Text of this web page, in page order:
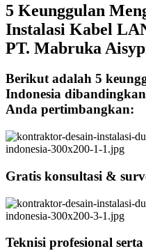
5 Keunggulan
Instalasi Kabel
PT. Mabruka
Berikut adalah 5
Indonesia
Anda pertimbangkan:
Gratis konsultasi &
Teknisi profesional